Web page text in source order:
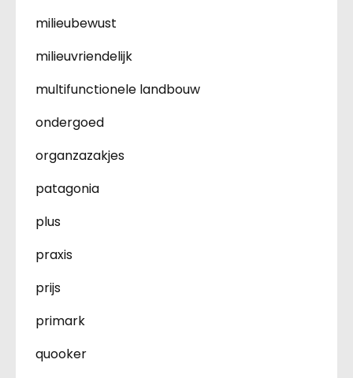
milieubewust
milieuvriendelijk
multifunctionele landbouw
ondergoed
organzazakjes
patagonia
plus
praxis
prijs
primark
quooker